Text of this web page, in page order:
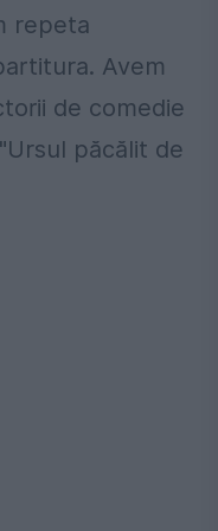
repeta
Avem
de comedie
păcălit de